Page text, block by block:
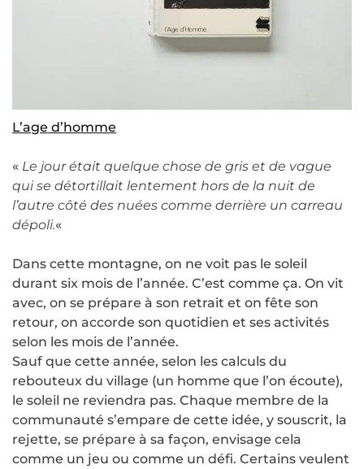
L’age d’homme
« Le jour était quelque chose de gris et de vague
qui se détortillait lentement hors de la nuit de
l’autre côté des nuées comme derrière un carreau
dépoli.«
Dans cette montagne, on ne voit pas le soleil
durant six mois de l’année. C’est comme ça. On vit
avec, on se prépare à son retrait et on fête son
retour, on accorde son quotidien et ses activités
selon les mois de l’année.
Sauf que cette année, selon les calculs du
rebouteux du village (un homme que l’on écoute),
le soleil ne reviendra pas. Chaque membre de la
communauté s’empare de cette idée, y souscrit, la
rejette, se prépare à sa façon, envisage cela
comme un jeu ou comme un défi. Certains veulent